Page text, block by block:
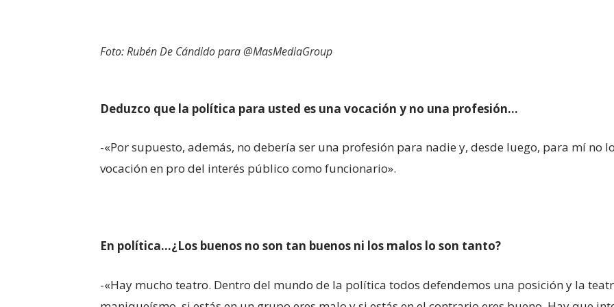
Foto: Rubén De Cándido para @MasMediaGroup
Deduzco que la política para usted es una vocación y no una profesión…
-«Por supuesto, además, no debería ser una profesión para nadie y, desde luego, para mí no
vocación en pro del interés público como funcionario».
En política…¿Los buenos no son tan buenos ni los malos lo son tanto?
-«Hay mucho teatro. Dentro del mundo de la política todos defendemos una posición y la